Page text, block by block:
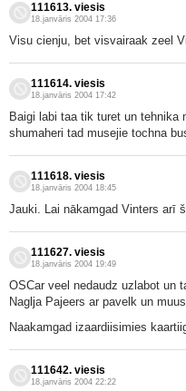
111613. viesis
18.janvāris 2004 17:36
Visu cienju, bet visvairaak zeel
111614. viesis
18.janvāris 2004 17:42
Baigi labi taa tik turet un tehnika
shumaheri tad musejie tochna
111618. viesis
18.janvāris 2004 18:45
Jauki. Lai nākamgad Vinters arī
111627. viesis
18.janvāris 2004 19:49
OSCar veel nedaudz uzlabot un
Naglja Pajeers ar pavelk un
Naakamgad izaardiisimies
111642. viesis
18.janvāris 2004 22:22